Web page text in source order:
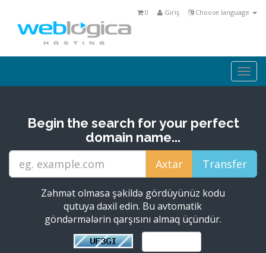
Choose language
Giriş
0
Begin the search for your perfect
domain name...
Zəhmət olmasa şəkildə gördüyünüz kodu
qutuya daxil edin. Bu avtomatik
göndərmələrin qarşısını almaq üçündür.